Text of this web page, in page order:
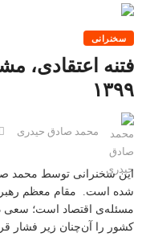
سخنرانی
فتنه اعتقادی،
۱۳۹۹
محمد صادق حیدری
شده است. مقام معظم
مسئله‌ی اقتصاد است؛ سعی
کشور را آن‌چنان زیر فشار